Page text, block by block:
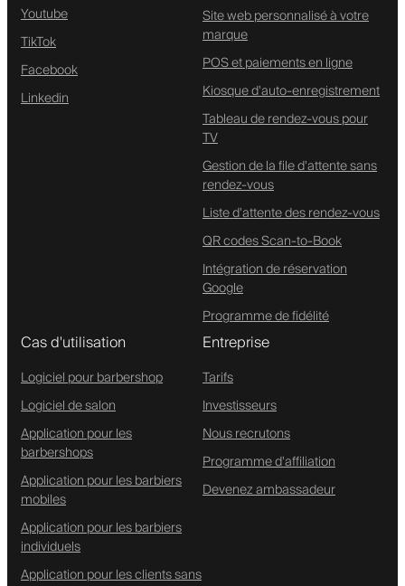
Youtube
TikTok
Facebook
Linkedin
Site web personnalisé à votre
marque
POS et paiements en ligne
Kiosque d'auto-enregistrement
Tableau de rendez-vous pour
TV
Gestion de la file d'attente sans
rendez-vous
Liste d'attente des rendez-vous
QR codes Scan-to-Book
Intégration de réservation
Google
Programme de fidélité
Cas d'utilisation
Logiciel pour barbershop
Logiciel de salon
Application pour les
barbershops
Application pour les barbiers
mobiles
Application pour les barbiers
individuels
Application pour les clients sans
Entreprise
Tarifs
Investisseurs
Nous recrutons
Programme d'affiliation
Devenez ambassadeur